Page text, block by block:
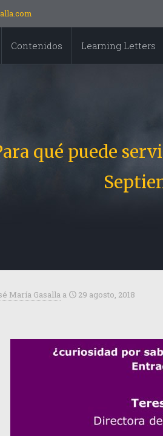
Contenidos Learning Letters
qué puede
María Gasalla a 29 agosto, 2018